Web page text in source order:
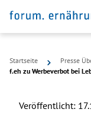
Startseite
Presse
f.eh zu Werbeverbot bei
Veröffentlicht: